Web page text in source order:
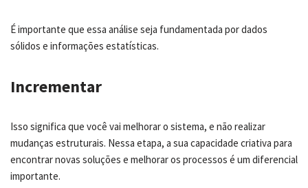
É importante que essa análise seja fundamentada por dados
sólidos e informações estatísticas.
Incrementar
Isso significa que você vai melhorar o sistema, e não realizar
mudanças estruturais. Nessa etapa, a sua capacidade criativa para
encontrar novas soluções e melhorar os processos é um diferencial
importante.